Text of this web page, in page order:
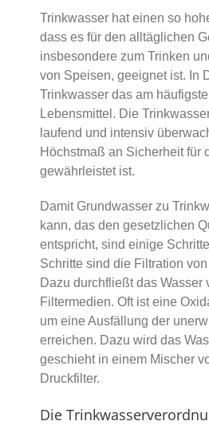
Trinkwasser hat einen so
dass es für den alltäglichen
insbesondere zum Trinken
von Speisen, geeignet ist. In
Trinkwasser das am
Lebensmittel. Die
laufend und intensiv
Höchstmaß an Sicherheit für
gewährleistet ist.
Damit Grundwasser zu
kann, das den gesetzlichen
entspricht, sind einige
Schritte sind die Filtration
Dazu durchfließt das Wasser
Filtermedien. Oft ist eine
um eine Ausfällung der
erreichen. Dazu wird das
geschieht in einem Mischer
Druckfilter.
Die